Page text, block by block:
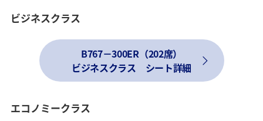
ビジネスクラス
B767－300ER（202席）
ビジネスクラス シート詳細
エコノミークラス